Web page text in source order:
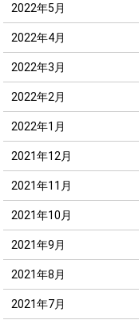
2022年5月
2022年4月
2022年3月
2022年2月
2022年1月
2021年12月
2021年11月
2021年10月
2021年9月
2021年8月
2021年7月